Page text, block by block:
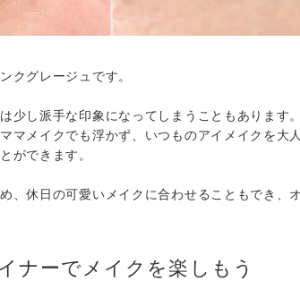
クグレージュです。
少し派手な印象になってしまうこともあります
マメイクでも浮かず、いつものアイメイクを大
ができます。
、休日の可愛いメイクに合わせることもでき、
ナーでメイクを楽しもう